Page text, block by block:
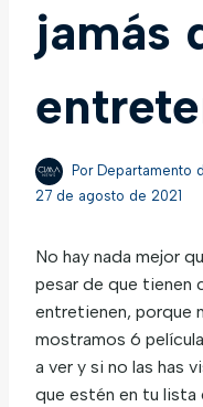
jamás
Por Departamento
27 de agosto de 2021
No hay nada mejor
pesar de que tienen
entretienen, porque
mostramos 6
a ver y si no las has
que estén en tu lista